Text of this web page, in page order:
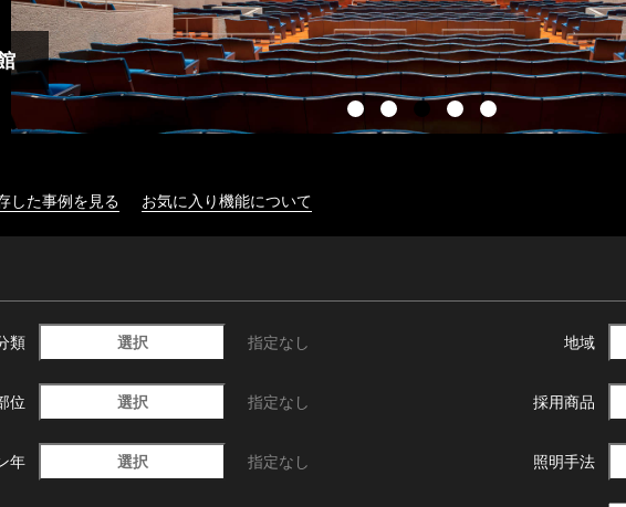
した事例を見る お気に入り機能について
類 選択 指定なし 地域
位 選択 指定なし 採用商品
年 選択 指定なし 照明手法